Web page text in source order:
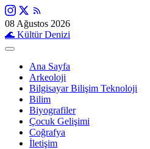
08 Ağustos 2026
🌊 Kültür Denizi
Ana Sayfa
Arkeoloji
Bilgisayar Bilişim Teknoloji
Bilim
Biyografiler
Çocuk Gelişimi
Coğrafya
İletişim